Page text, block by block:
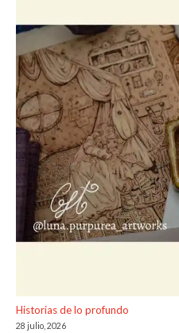
Historias de lo profundo
28 julio, 2026